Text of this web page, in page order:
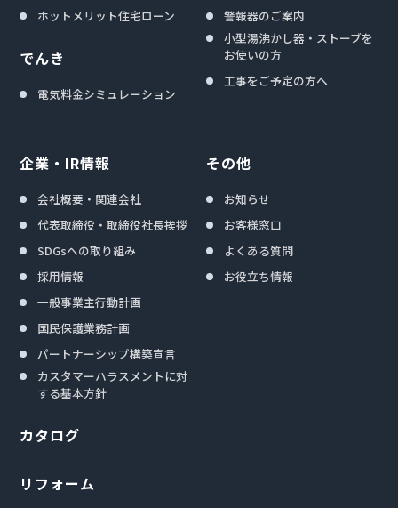
ホットメリット住宅ローン
でんき
電気料金シミュレーション
警報器のご案内
小型湯沸かし器・ストーブを
お使いの方
工事をご予定の方へ
企業・IR情報
会社概要・関連会社
代表取締役・取締役社長挨拶
SDGsへの取り組み
採用情報
一般事業主行動計画
国民保護業務計画
パートナーシップ構築宣言
カスタマーハラスメントに対
する基本方針
カタログ
リフォーム
その他
お知らせ
お客様窓口
よくある質問
お役立ち情報